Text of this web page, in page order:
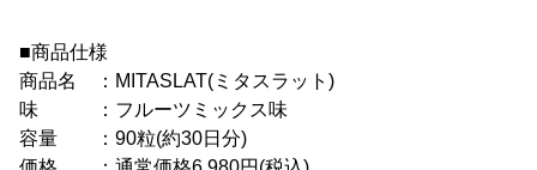
■商品仕様
商品名 ：MITASLAT(ミタスラット)
味 ：フルーツミックス味
容量 ：90粒(約30日分)